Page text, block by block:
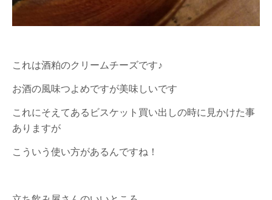
これは酒粕のクリームチーズです♪
お酒の風味つよめですが美味しいです
これにそえてあるビスケット買い出しの時に見かけた事
ありますが
こういう使い方があるんですね！